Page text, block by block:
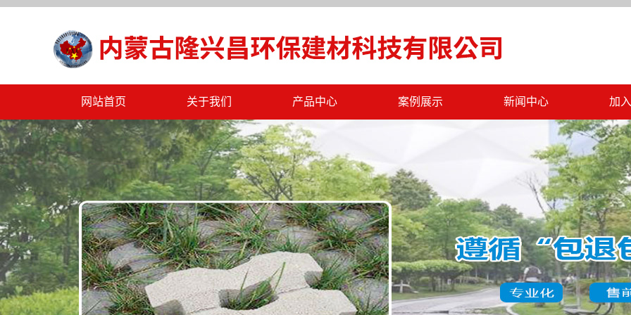
网站首页 关于我们
公司简介
公司文化
公司资质
公司规章
联系我们
产品中心
通辽PC仿石砖
通辽海绵透水砖
通辽挡土墙砖
通辽一体板
通辽工字砖
通辽标砖
通辽水泥多孔砖
案例展示 新闻中心
行业新闻
最新公告
加